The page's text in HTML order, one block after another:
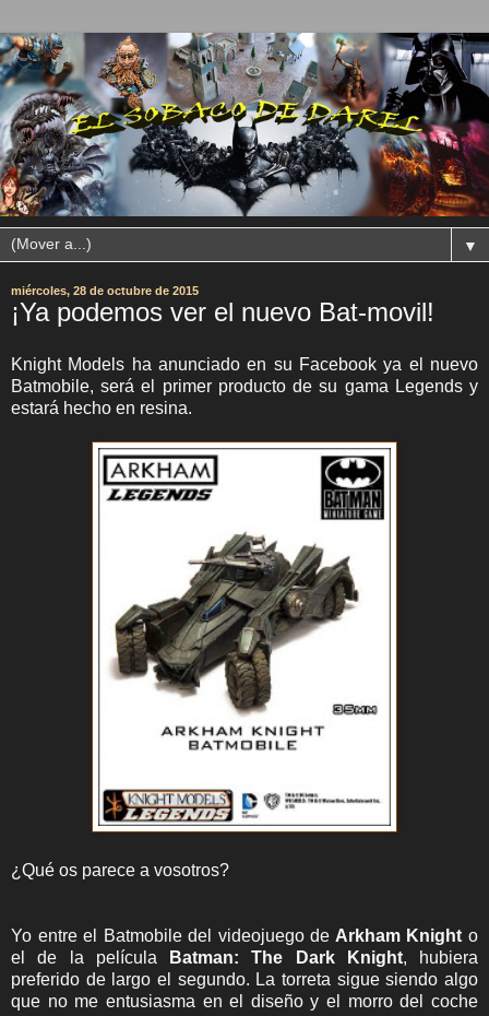
▼
miércoles, 28 de octubre de 2015
¡Ya podemos ver el nuevo Bat-movil!
Knight Models ha anunciado en su Facebook ya el nuevo
Batmobile, será el primer producto de su gama Legends y
estará hecho en resina.
¿Qué os parece a vosotros?
Yo entre el Batmobile del videojuego de Arkham Knight o
el de la película
Batman: The Dark Knight, hubiera
preferido de largo el segundo. La torreta sigue siendo algo
que no me entusiasma en el diseño y el morro del coche